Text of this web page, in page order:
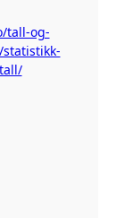
tall-og-